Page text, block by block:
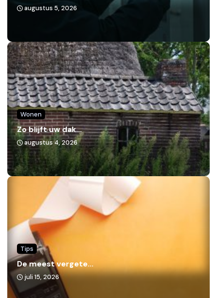
augustus 5, 2026
Wonen
Zo blijft uw dak...
augustus 4, 2026
Tips
De meest vergete...
juli 15, 2026